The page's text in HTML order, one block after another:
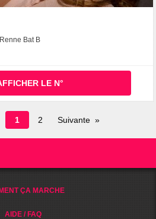
Bat B
LE N°
Page
en
1 2 Suivante
ÇA MARCHE
AIDE / FAQ